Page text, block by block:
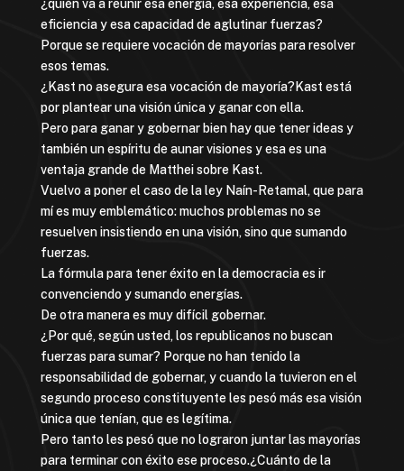
¿quién va a reunir esa energía, esa experiencia, esa
eficiencia y esa capacidad de aglutinar fuerzas?
Porque se requiere vocación de mayorías para resolver
esos temas.
¿Kast no asegura esa vocación de mayoría?Kast está
por plantear una visión única y ganar con ella.
Pero para ganar y gobernar bien hay que tener ideas y
también un espíritu de aunar visiones y esa es una
ventaja grande de Matthei sobre Kast.
Vuelvo a poner el caso de la ley Naín-Retamal, que para
mí es muy emblemático: muchos problemas no se
resuelven insistiendo en una visión, sino que sumando
fuerzas.
La fórmula para tener éxito en la democracia es ir
convenciendo y sumando energías.
De otra manera es muy difícil gobernar.
¿Por qué, según usted, los republicanos no buscan
fuerzas para sumar? Porque no han tenido la
responsabilidad de gobernar, y cuando la tuvieron en el
segundo proceso constituyente les pesó más esa visión
única que tenían, que es legítima.
Pero tanto les pesó que no lograron juntar las mayorías
para terminar con éxito ese proceso.¿Cuánto de la